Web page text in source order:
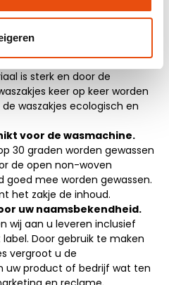
hergebruikt.
is sterk en door de
keer op keer worden
waszakjes ecologisch en
voor de wasmachine.
30 graden worden gewassen
de open non-woven
goed mee worden gewassen.
het zakje de inhoud.
uw naamsbekendheid.
wij aan u leveren inclusief
Door gebruik te maken
vergroot u de
uw product of bedrijf wat ten